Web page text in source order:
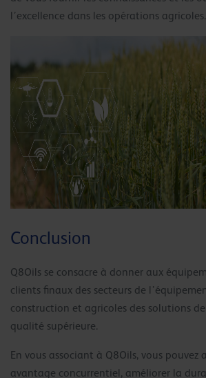
l’excellence dans les opérations agricoles.
Conclusion
Q8Oils se consacre à donner aux
clients finaux des secteurs de
construction et agricoles des solutions
qualité supérieure.
En vous associant à Q8Oils, vous pouvez
avantage concurrentiel, améliorer la